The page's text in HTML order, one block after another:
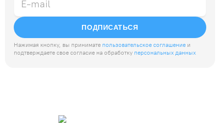
ПОДПИСАТЬСЯ
Нажимая кнопку, вы принимате пользовательское соглашение и
подтверждаете свое согласие на обработку персональных данных